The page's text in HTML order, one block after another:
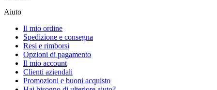
Aiuto
Il mio ordine
Spedizione e consegna
Resi e rimborsi
Opzioni di pagamento
Il mio account
Clienti aziendali
Promozioni e buoni acquisto